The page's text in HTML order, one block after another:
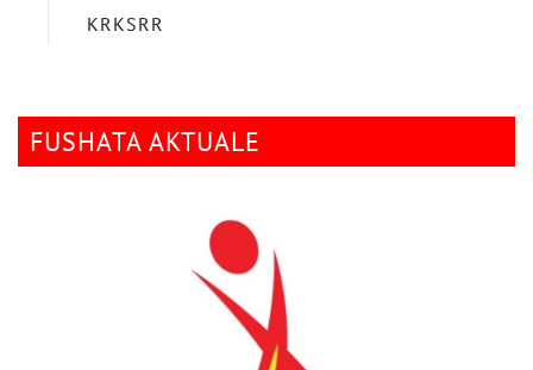
KRKSRR
FUSHATA AKTUALE